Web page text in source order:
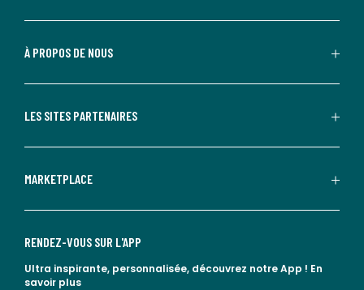
À PROPOS DE NOUS
LES SITES PARTENAIRES
MARKETPLACE
RENDEZ-VOUS SUR L'APP
Ultra inspirante, personnalisée, découvrez notre App ! En
savoir plus